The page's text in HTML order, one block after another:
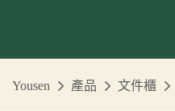
Yousen 產品 文件櫃